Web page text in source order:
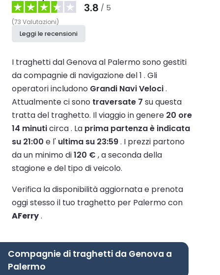
3.8 / 5
(73 Valutazioni)
Leggi le recensioni
I traghetti dal Genova al Palermo sono gestiti
da compagnie di navigazione del 1 . Gli
operatori includono Grandi Navi Veloci.
Attualmente ci sono traversate 7 su questa
tratta del traghetto. Il viaggio in genere 20 ore
14 minuticirca . La prima partenza è indicata
su 21:00 e l' ultima su 23:59. I prezzi partono
da un minimo di120 € , a seconda della
stagione e del tipo di veicolo.
Verifica la disponibilità aggiornata e prenota
oggi stesso il tuo traghetto per Palermo con
AFerry.
Compagnie di traghetti da Genova a
Palermo